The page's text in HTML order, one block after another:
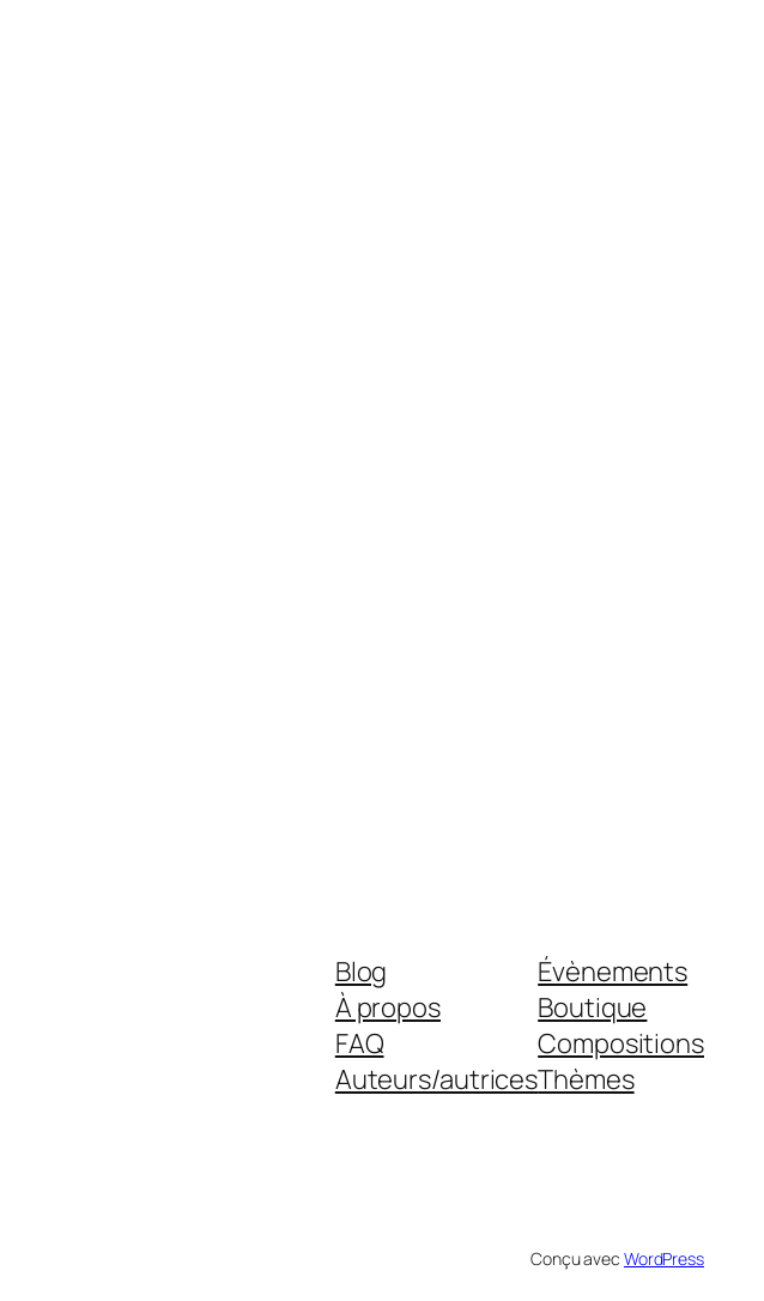
Blog
À propos
FAQ
Auteurs/autrices
Évènements
Boutique
Compositions
Thèmes
Conçu avec WordPress